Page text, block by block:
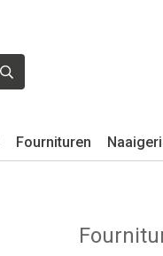
Fournituren